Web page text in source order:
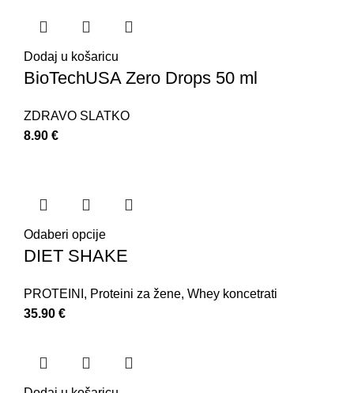
Dodaj u košaricu
BioTechUSA Zero Drops 50 ml
ZDRAVO SLATKO
8.90 €
Odaberi opcije
DIET SHAKE
PROTEINI , Proteini za žene, Whey koncetrati
35.90 €